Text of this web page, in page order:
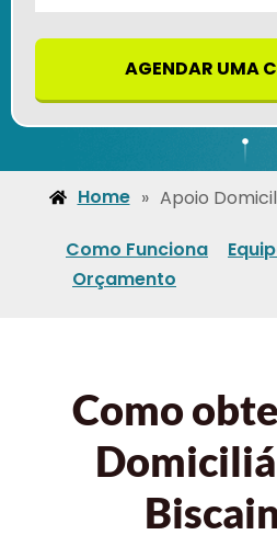
AGENDAR UMA
Home » Apoio
Como Funciona
Orçamento
Como